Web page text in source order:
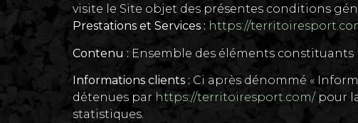
visite le Site objet des présentes conditions
Prestations et Services : https://
Contenu : Ensemble des éléments constituants
Informations clients : Ci après dénommé «
détenues par https://territoiresport.com/ pour
statistiques.